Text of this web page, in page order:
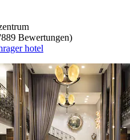
Bewertungen)
hotel